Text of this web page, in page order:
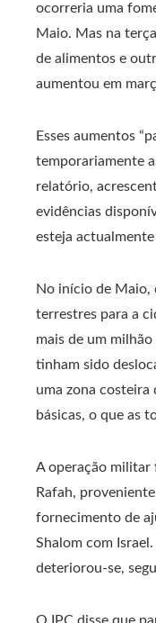
ocorreria uma
Maio. Mas na
de alimentos e
aumentou em
Esses aumentos
temporariamente
relatório,
evidências
esteja actualmente
No início de Maio,
terrestres para a
mais de um milhão
tinham sido
uma zona
básicas, o que as
A operação militar
Rafah,
fornecimento de
Shalom com
deteriorou-se,